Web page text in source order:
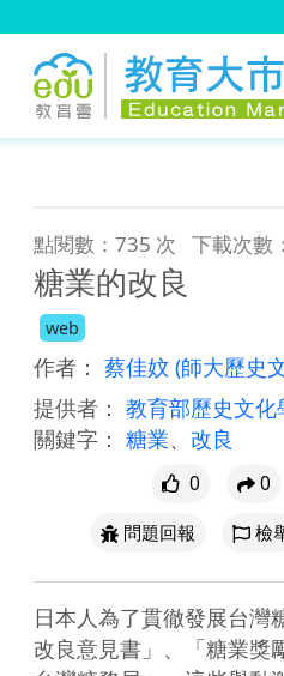
點閱數：735 次 下載次數
糖業的改良
web
作者： 蔡佳妏 (師大歷史
提供者： 教育部歷史文化
關鍵字： 糖業、 改良
0 0
問題回報
檢
日本人為了貫徹發展台灣
改良意見書」、「糖業獎